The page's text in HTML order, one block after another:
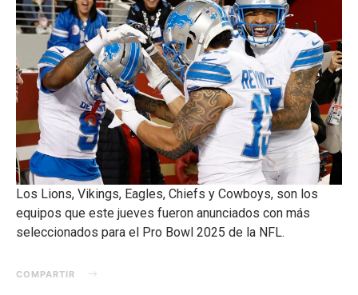
Los Lions, Vikings, Eagles, Chiefs y Cowboys, son los
equipos que este jueves fueron anunciados con más
seleccionados para el Pro Bowl 2025 de la NFL.
COMPARTIR